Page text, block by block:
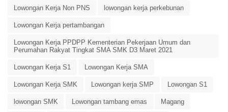
Lowongan Kerja Non PNS lowongan kerja perkebunan
Lowongan Kerja pertambangan
Lowongan Kerja PPDPP Kementerian Pekerjaan Umum dan
Perumahan Rakyat Tingkat SMA SMK D3 Maret 2021
Lowongan Kerja S1 Lowongan Kerja SMA
Lowongan Kerja SMK Lowongan kerja SMP Lowongan S1
lowongan SMK Lowongan tambang emas Magang